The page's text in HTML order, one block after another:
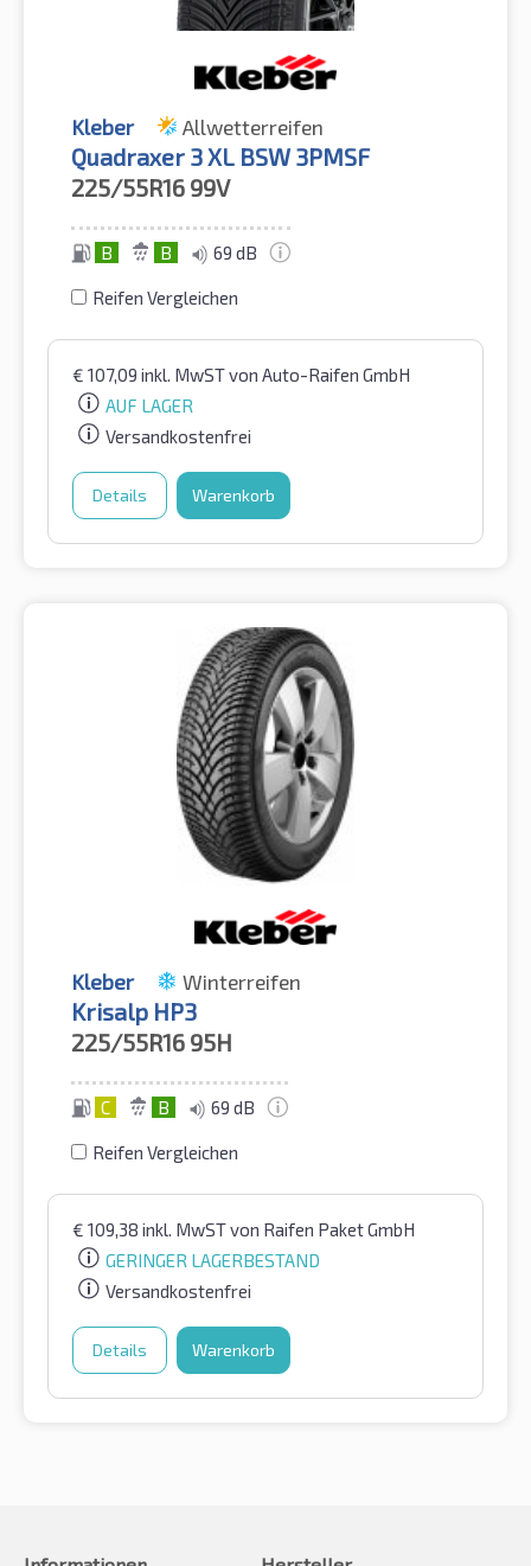
Kleber Allwetterreifen
Quadraxer 3 XL BSW 3PMSF
225/55R16 99V
B B 69 dB
Reifen Vergleichen
€ 107,09 inkl. MwSTvon Auto-Raifen GmbH
AUF LAGER
Versandkostenfrei
Details Warenkorb
Kleber Winterreifen
Krisalp HP3
225/55R16 95H
C B 69 dB
Reifen Vergleichen
€ 109,38 inkl. MwSTvon Raifen Paket GmbH
GERINGER LAGERBESTAND
Versandkostenfrei
Details Warenkorb